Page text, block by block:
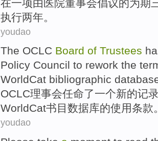
在一项由 医院董事会倡议的为期
执行两年。
youdao
The OCLC Board of Trustees
Policy Council to rework the
WorldCat bibliographic
OCLC理事会任命了一个新的记
WorldCat书目数据库的使用条款
youdao